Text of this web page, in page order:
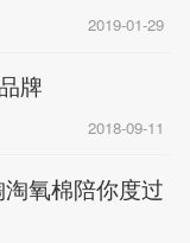
2019-01-29
牌
2018-09-11
氧棉陪你度过